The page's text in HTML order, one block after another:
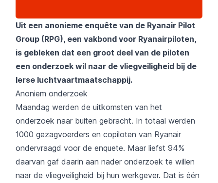
Uit een anonieme enquête van de Ryanair Pilot
Group (RPG), een vakbond voor Ryanairpiloten,
is gebleken dat een groot deel van de piloten
een onderzoek wil naar de vliegveiligheid bij de
Ierse luchtvaartmaatschappij.
Anoniem onderzoek
Maandag werden de uitkomsten van het
onderzoek naar buiten gebracht. In totaal werden
1000 gezagvoerders en copiloten van Ryanair
ondervraagd voor de enquete. Maar liefst 94%
daarvan gaf daarin aan nader onderzoek te willen
naar de vliegveiligheid bij hun werkgever. Dat is één